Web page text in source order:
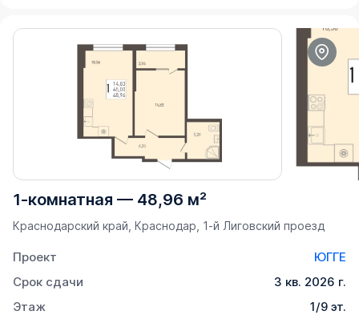
1-комнатная — 48,96 м²
Краснодарский край, Краснодар, 1-й Лиговский проезд
Проект
ЮГГЕ
Срок сдачи
3 кв. 2026 г.
Этаж
1/9 эт.